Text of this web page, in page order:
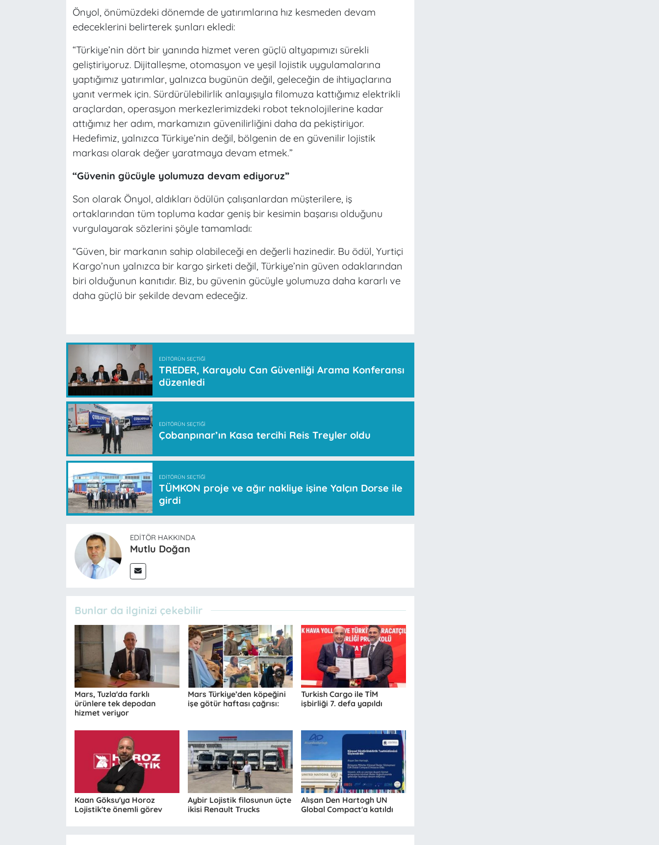
Önyol, önümüzdeki dönemde de yatırımlarına hız kesmeden devam
edeceklerini belirterek şunları ekledi:
“Türkiye’nin dört bir yanında hizmet veren güçlü altyapımızı sürekli
geliştiriyoruz. Dijitalleşme, otomasyon ve yeşil lojistik uygulamalarına
yaptığımız yatırımlar, yalnızca bugünün değil, geleceğin de ihtiyaçlarına
yanıt vermek için. Sürdürülebilirlik anlayışıyla filomuza kattığımız elektrikli
araçlardan, operasyon merkezlerimizdeki robot teknolojilerine kadar
attığımız her adım, markamızın güvenilirliğini daha da pekiştiriyor.
Hedefimiz, yalnızca Türkiye’nin değil, bölgenin de en güvenilir lojistik
markası olarak değer yaratmaya devam etmek.”
“Güvenin gücüyle yolumuza devam ediyoruz”
Son olarak Önyol, aldıkları ödülün çalışanlardan müşterilere, iş
ortaklarından tüm topluma kadar geniş bir kesimin başarısı olduğunu
vurgulayarak sözlerini şöyle tamamladı:
“Güven, bir markanın sahip olabileceği en değerli hazinedir. Bu ödül, Yurtiçi
Kargo’nun yalnızca bir kargo şirketi değil, Türkiye’nin güven odaklarından
biri olduğunun kanıtıdır. Biz, bu güvenin gücüyle yolumuza daha kararlı ve
daha güçlü bir şekilde devam edeceğiz.
EDITÖRÜN SEÇTIĞI
TREDER, Karayolu Can Güvenliği Arama Konferansı
düzenledi
EDITÖRÜN SEÇTIĞI
Çobanpınar’ın Kasa tercihi Reis Treyler oldu
EDITÖRÜN SEÇTIĞI
TÜMKON proje ve ağır nakliye işine Yalçın Dorse ile
girdi
EDITÖR HAKKINDA
Mutlu Doğan
Bunlar da ilginizi çekebilir
Mars, Tuzla'da farklı
ürünlere tek depodan
hizmet veriyor
Mars Türkiye’den köpeğini
işe götür haftası çağrısı:
Turkish Cargo ile TİM
işbirliği 7. defa yapıldı
Kaan Göksu'ya Horoz
Lojistik'te önemli görev
Aybir Lojistik filosunun üçte
ikisi Renault Trucks
Alışan Den Hartogh UN
Global Compact'a katıldı